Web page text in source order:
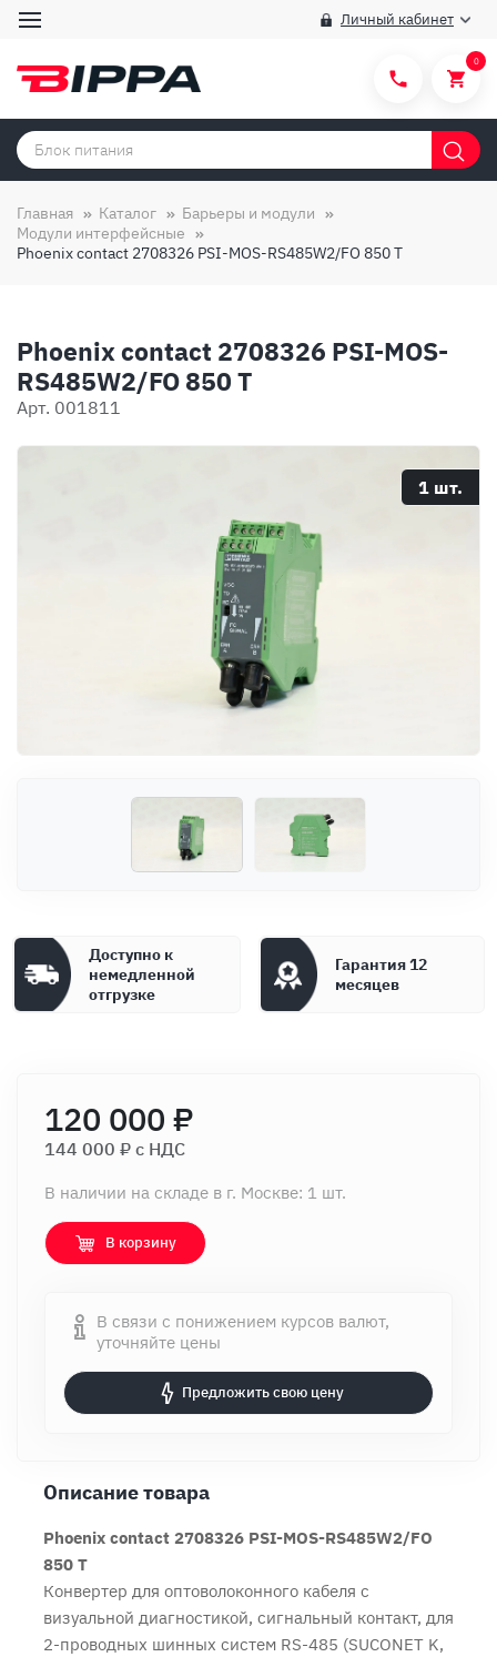
Личный кабинет
Категории товаров
Способы покупки
О компании
Отзывы
Доставка
0
Главная Каталог
Барьеры и модули
Модули интерфейсные
Phoenix contact 2708326 PSI-MOS-RS485W2/FO 850 T
Phoenix contact 2708326 PSI-MOS-
RS485W2/FO 850 T
Арт. 001811
1 шт.
Доступно к
немедленной
отгрузке
Гарантия 12
месяцев
120 000 ₽
144 000 ₽ c НДС
В наличии на складе в г. Москве: 1 шт.
В корзину
В связи с понижением курсов валют,
уточняйте цены
Предложить свою цену
Описание товара
Phoenix contact 2708326 PSI-MOS-RS485W2/FO
850 T
Конвертер для оптоволоконного кабеля с
визуальной диагностикой, сигнальный контакт, для
2-проводных шинных систем RS-485 (SUCONET K,